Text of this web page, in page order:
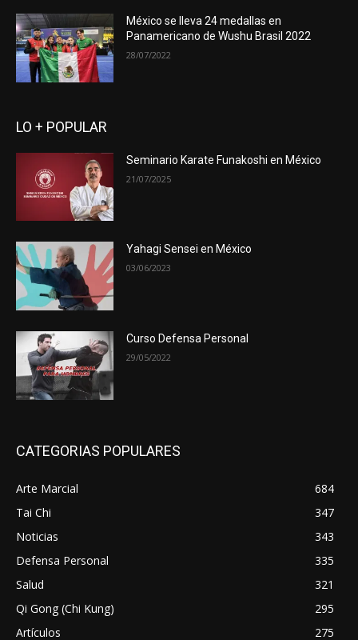
México se lleva 24 medallas en
Panamericano de Wushu Brasil 2022
28/07/2022
LO + POPULAR
Seminario Karate Funakoshi en México
21/07/2025
Yahagi Sensei en México
03/06/2023
Curso Defensa Personal
29/05/2022
CATEGORIAS POPULARES
Arte Marcial
684
Tai Chi
347
Noticias
343
Defensa Personal
335
Salud
321
Qi Gong (Chi Kung)
295
Artículos
275